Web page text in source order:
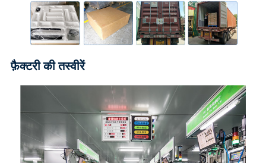
फ़ैक्टरी की तस्वीरें